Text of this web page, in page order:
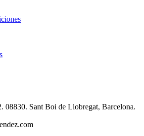
08830. Sant Boi de Llobregat, Barcelona.